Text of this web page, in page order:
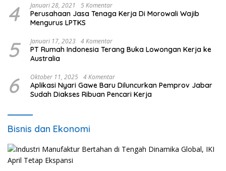
4 Januari 28, 2021 5 Komentar
Perusahaan Jasa Tenaga Kerja Di Morowali Wajib
Mengurus LPTKS
5 Januari 17, 2023 4 Komentar
PT Rumah Indonesia Terang Buka Lowongan Kerja ke
Australia
6 Oktober 11, 2025 4 Komentar
Aplikasi Nyari Gawe Baru Diluncurkan Pemprov Jabar
Sudah Diakses Ribuan Pencari Kerja
Bisnis dan Ekonomi